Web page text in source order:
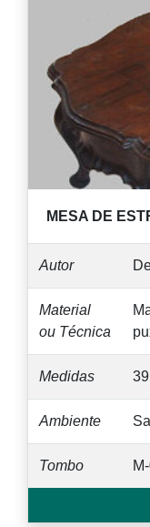
MESA DE
Autor
Material
ou Técnica
Medidas
Ambiente
Tombo